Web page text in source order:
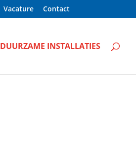
Vacature Contact
DUURZAME INSTALLATIES